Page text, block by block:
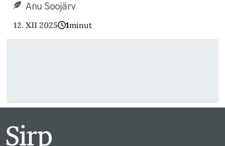
Anu Soojärv
12. XII 2025 1minut